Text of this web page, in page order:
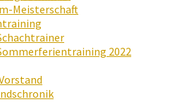
Meisterschaft
2022